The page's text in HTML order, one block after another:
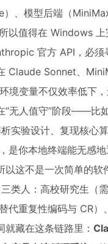
、模型后端（
以值得在 Windows
官方 API，必
Claude Sonnet、
境变量不仅效率低下
“无人值守”阶段——比
实验设计、复现核心
是你本地终端能无感
以这不是一次简单的
类人：高校研究生（
代重复性编码与 CR
藏在这条链路里：